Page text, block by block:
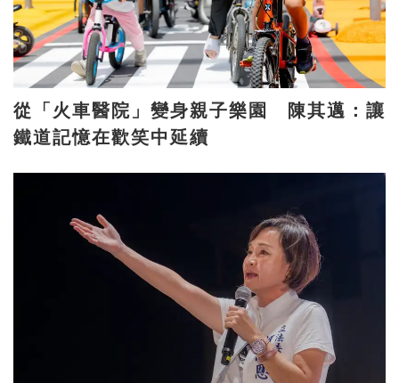
從「火車醫院」變身親子樂園 陳其邁：讓
鐵道記憶在歡笑中延續